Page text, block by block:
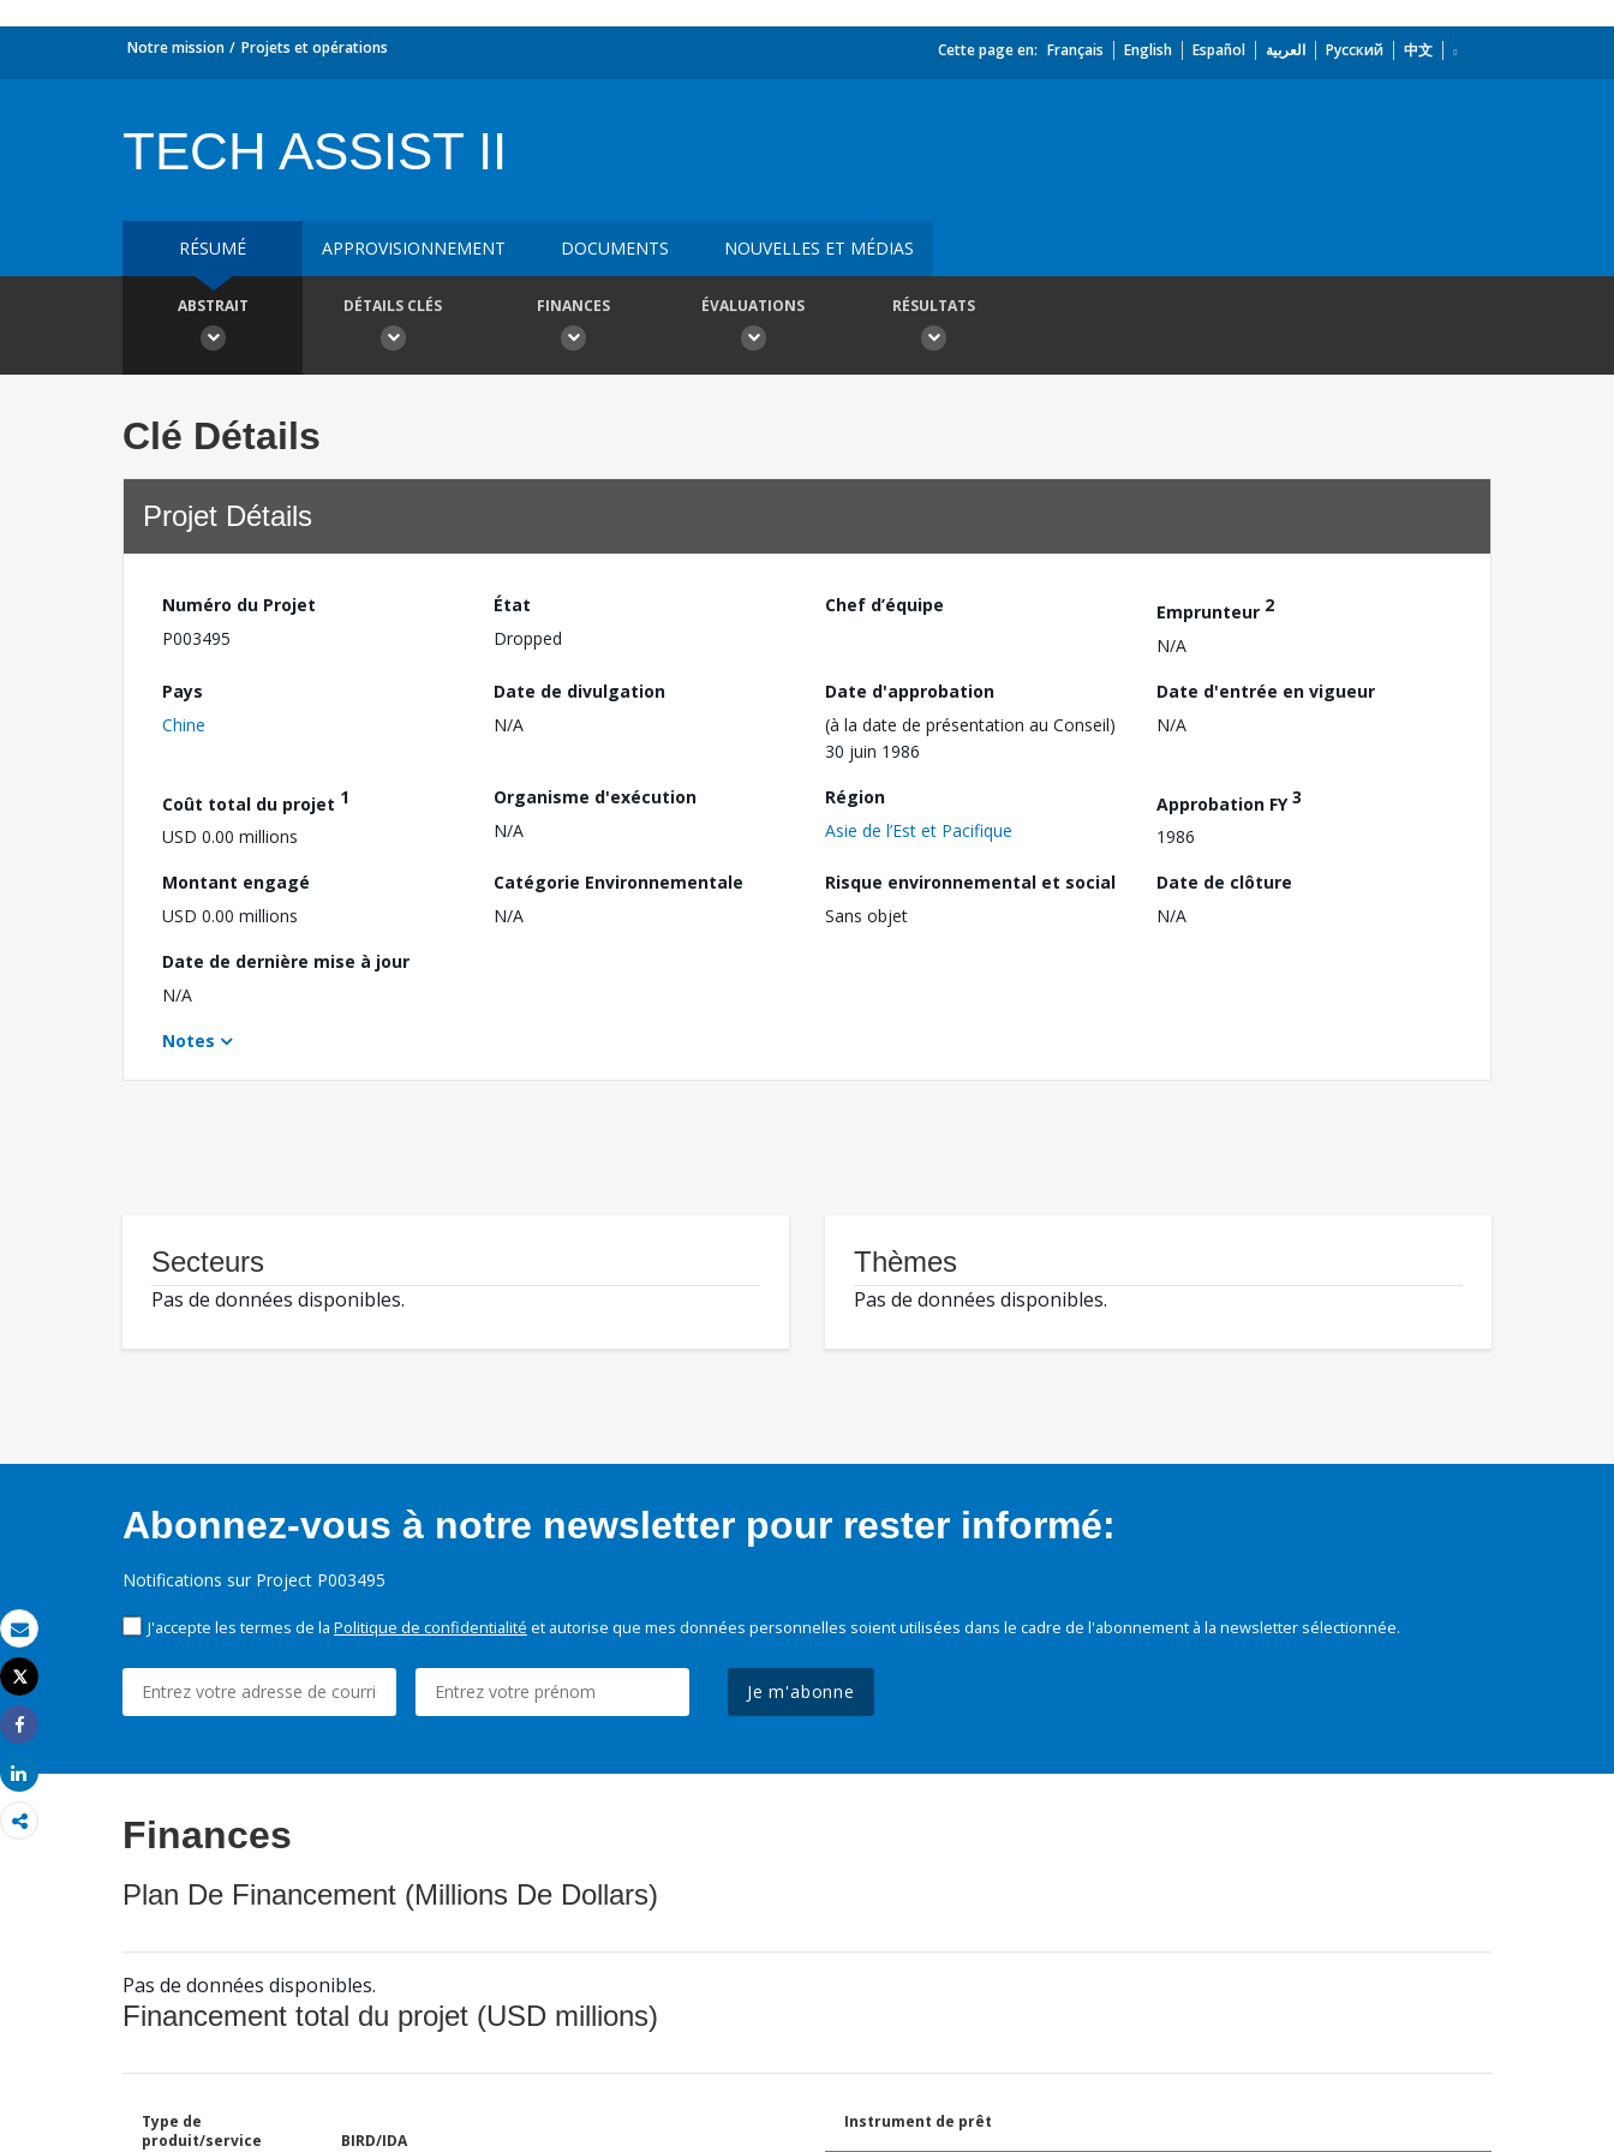
Email
Imprimer
Tweet
Share
Share
Notre mission Projets et opérations Cette page en: Français English Español العربية Русский 中文
TECH ASSIST II
RÉSUMÉ APPROVISIONNEMENT DOCUMENTS NOUVELLES ET MÉDIAS
ABSTRAIT DÉTAILS CLÉS FINANCES ÉVALUATIONS RÉSULTATS
Clé Détails
Projet Détails
Numéro du Projet
P003495
État
Dropped
Chef d’équipe Emprunteur 2
N/A
Pays
Chine
Date de divulgation
N/A
Date d'approbation
(à la date de présentation au Conseil)
30 juin 1986
Date d'entrée en vigueur
N/A
Coût total du projet 1
USD 0.00 millions
Organisme d'exécution
N/A
Région
Asie de l’Est et Pacifique
Approbation FY3
1986
Montant engagé
USD 0.00 millions
Catégorie Environnementale
N/A
Risque environnemental et social
Sans objet
Date de clôture
N/A
Date de dernière mise à jour
N/A
Notes
Secteurs
Pas de données disponibles.
Thèmes
Pas de données disponibles.
Abonnez-vous à notre newsletter pour rester informé:
Notifications sur Project P003495
J'accepte les termes de la Politique de confidentialité et autorise que mes données personnelles soient utilisées dans le cadre de l'abonnement à la newsletter sélectionnée.
Je m'abonne
Finances
Plan De Financement (Millions De Dollars)
Pas de données disponibles.
Financement total du projet (USD millions)
Type de
produit/service
BIRD/IDA
Instrument de prêt